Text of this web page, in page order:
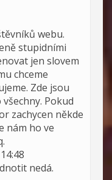
webu.
stupidními
jen slovem
chceme
Zde jsou
Pokud
zachycen někde
nám ho ve
nedá.